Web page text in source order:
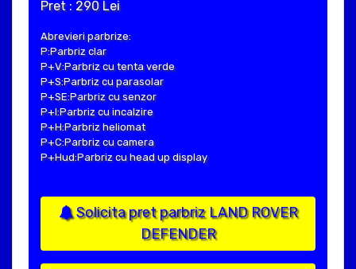
Pret : 290 Lei
Abrevieri parbrize:
P:Parbriz clar
P+V:Parbriz cu tenta verde
P+S:Parbriz cu parasolar
P+SE:Parbriz cu senzor
P+I:Parbriz cu incalzire
P+H:Parbriz heliomat
P+C:Parbriz cu camera
P+Hud:Parbriz cu head up display
Solicita pret parbriz LAND ROVER
DEFENDER